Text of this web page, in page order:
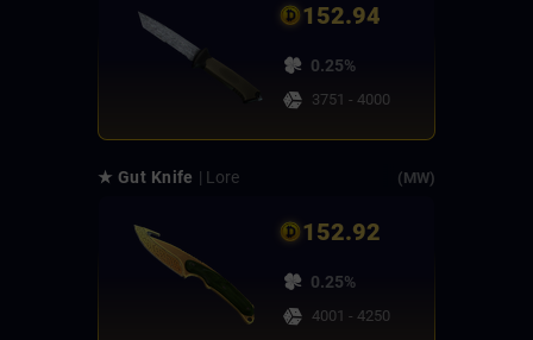
152.94
0.25%
3751 - 4000
★ Gut Knife | Lore (MW)
152.92
0.25%
4001 - 4250